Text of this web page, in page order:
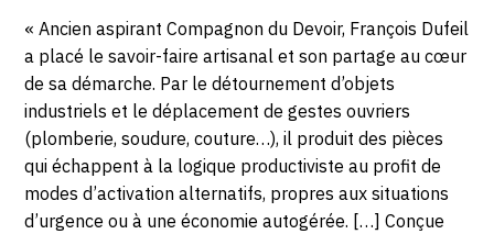
TWITTER
PINTEREST
-
SAMEDI
12
MARS
2022
Gabriel
Péri,
78800
Houilles
Description,
horaires...
« Ancien aspirant Compagnon du Devoir, François Dufeil
a placé le savoir-faire artisanal et son partage au cœur
de sa démarche. Par le détournement d’objets
industriels et le déplacement de gestes ouvriers
(plomberie, soudure, couture…), il produit des pièces
qui échappent à la logique productiviste au profit de
modes d’activation alternatifs, propres aux situations
d’urgence ou à une économie autogérée. […] Conçue